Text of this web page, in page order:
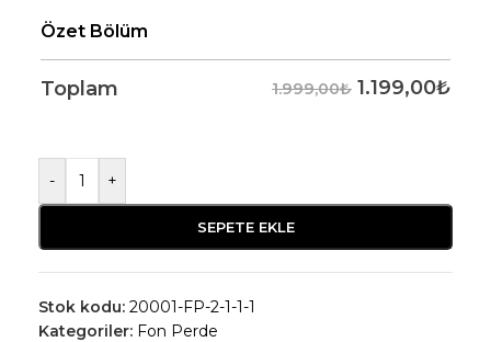
Özet Bölüm
Toplam 1.999,00₺ 1.199,00₺
- +
SEPETE EKLE
Stok kodu: 20001-FP-2-1-1-1
Kategoriler: Fon Perde